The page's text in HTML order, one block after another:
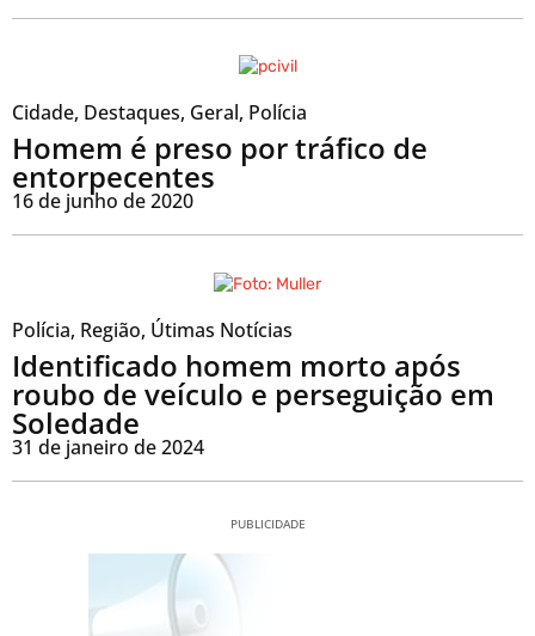
Cidade, Destaques, Geral, Polícia
Homem é preso por tráfico de
entorpecentes
16 de junho de 2020
Polícia, Região, Útimas Notícias
Identificado homem morto após
roubo de veículo e perseguição em
Soledade
31 de janeiro de 2024
PUBLICIDADE